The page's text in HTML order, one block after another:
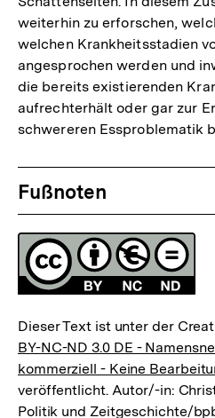
weiterhin zu erforschen,
welchen Krankheitsstadien
angesprochen werden und
die bereits existierenden
aufrechterhält oder gar zur
schwereren Essproblematik
Fussnoten
Fußnoten
Lizenz
Dieser Text ist unter der
BY-NC-ND 3.0 DE -
kommerziell - Keine
veröffentlicht. Autor/-in:
Politik und Zeitgeschichte/